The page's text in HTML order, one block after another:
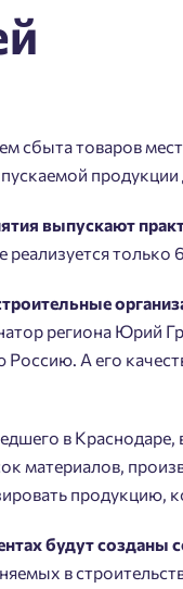
сбыта товаров
продукции
выпускают
только
региона Юрий
Россию. А его
в
материалов,
продукцию,
будут созданы
в
Нет